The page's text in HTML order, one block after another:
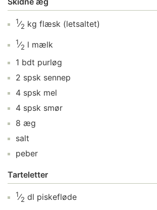
1⁄2 kg flæsk (letsaltet)
1⁄2 l mælk
1 bdt purløg
2 spsk sennep
4 spsk mel
4 spsk smør
8 æg
salt
peber
Tarteletter
1⁄2 dl piskefløde